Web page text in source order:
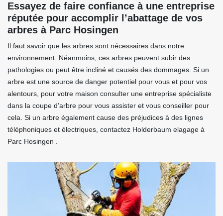
Essayez de faire confiance à une entreprise
réputée pour accomplir l’abattage de vos
arbres à Parc Hosingen
Il faut savoir que les arbres sont nécessaires dans notre
environnement. Néanmoins, ces arbres peuvent subir des
pathologies ou peut être incliné et causés des dommages. Si un
arbre est une source de danger potentiel pour vous et pour vos
alentours, pour votre maison consulter une entreprise spécialiste
dans la coupe d’arbre pour vous assister et vous conseiller pour
cela. Si un arbre également cause des préjudices à des lignes
téléphoniques et électriques, contactez Holderbaum elagage à
Parc Hosingen .